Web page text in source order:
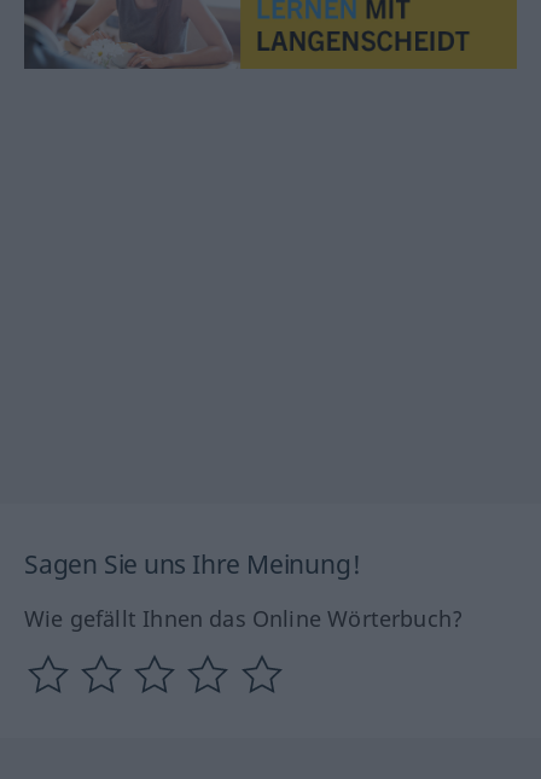
Sagen Sie uns Ihre Meinung!
Wie gefällt Ihnen das Online Wörterbuch?